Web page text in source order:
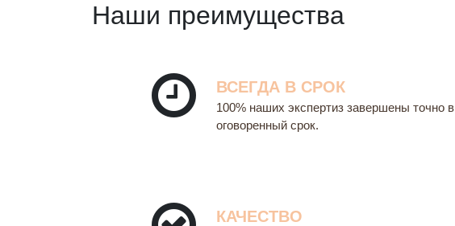
Наши преимущества
ВСЕГДА В СРОК
100% наших экспертиз завершены точно в
оговоренный срок.
КАЧЕСТВО